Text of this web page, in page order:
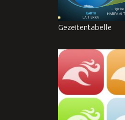
Gezeitentabelle